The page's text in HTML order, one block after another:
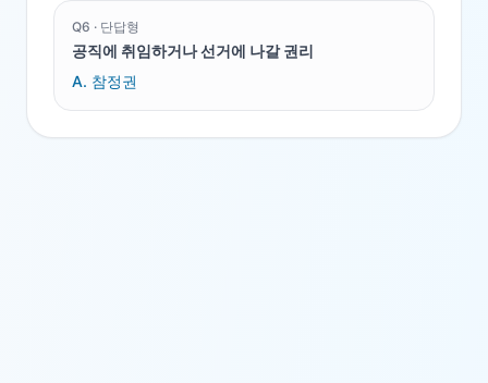
Q6 · 단답형
공직에 취임하거나 선거에 나갈 권리
A. 참정권